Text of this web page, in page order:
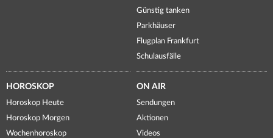
Günstig tanken
Parkhäuser
Flugplan Frankfurt
Schulausfälle
HOROSKOP
Horoskop Heute
Horoskop Morgen
Wochenhoroskop
ON AIR
Sendungen
Aktionen
Videos